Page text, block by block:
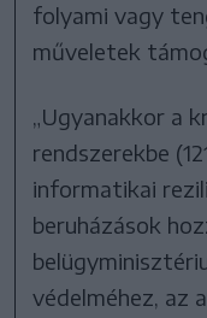
folyami vagy
műveletek
„Ugyanakkor a
rendszerekbe
informatikai
beruházások
védelméhez, az